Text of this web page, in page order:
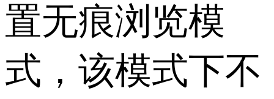
置无痕浏览模
式，该模式下不